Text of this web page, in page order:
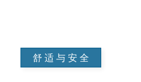
舒 适 与 安 全